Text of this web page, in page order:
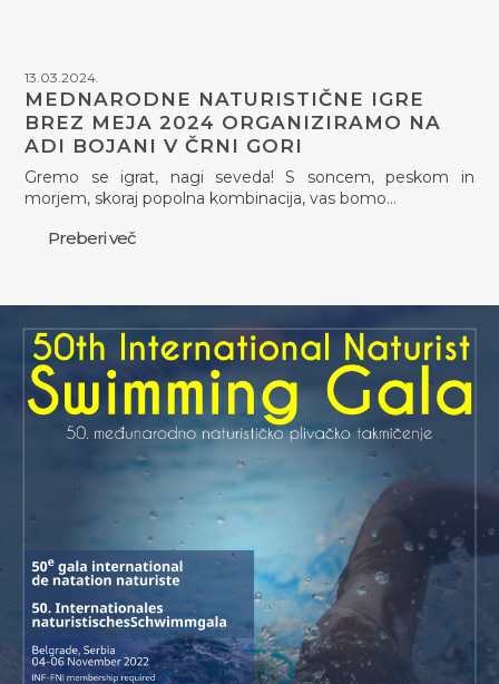
13.03.2024.
MEDNARODNE NATURISTIČNE IGRE
BREZ MEJA 2024 ORGANIZIRAMO NA
ADI BOJANI V ČRNI GORI
Gremo se igrat, nagi seveda! S soncem, peskom in
morjem, skoraj popolna kombinacija, vas bomo…
Preberi več